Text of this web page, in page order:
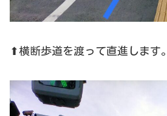
⬆横断歩道を渡って直進します。